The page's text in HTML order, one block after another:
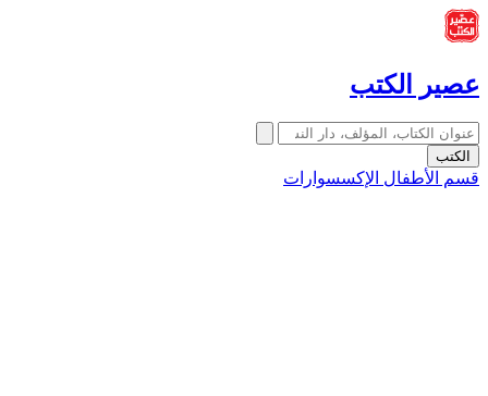
عصير الكتب
الكتب
قسم الأطفال الإكسسوارات